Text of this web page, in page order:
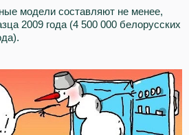
модели составляют не менее,
2009 года (4 500 000 белорусских